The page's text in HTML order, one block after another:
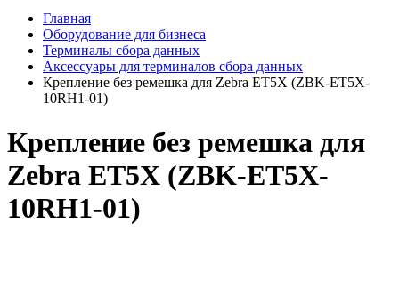
Главная
Оборудование для бизнеса
Терминалы сбора данных
Аксессуары для терминалов сбора данных
Крепление без ремешка для Zebra ET5X (ZBK-ET5X-
10RH1-01)
Крепление без ремешка для
Zebra ET5X (ZBK-ET5X-
10RH1-01)